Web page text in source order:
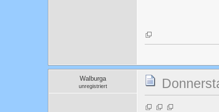
Walburga
unregistriert